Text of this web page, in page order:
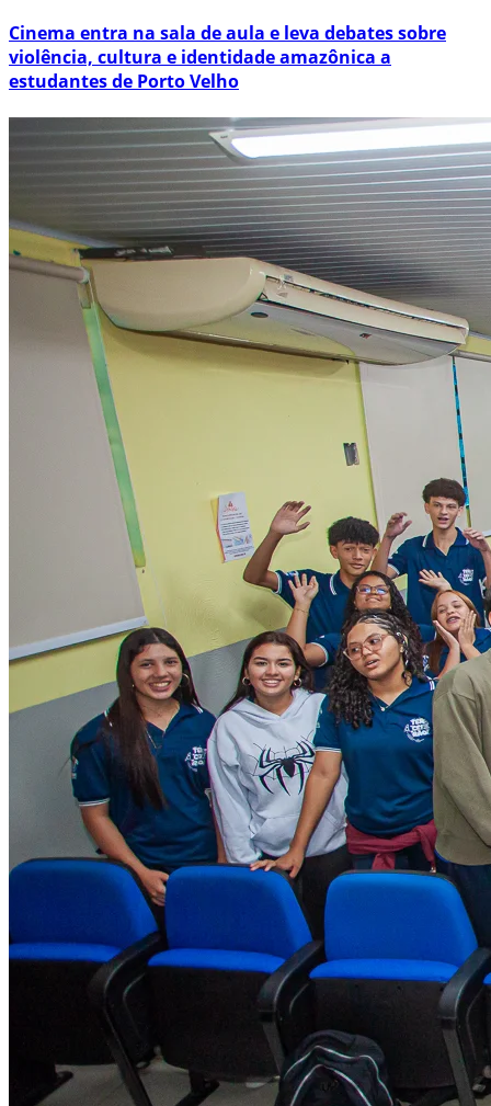
Cinema entra na sala de aula e leva debates sobre
violência, cultura e identidade amazônica a
estudantes de Porto Velho